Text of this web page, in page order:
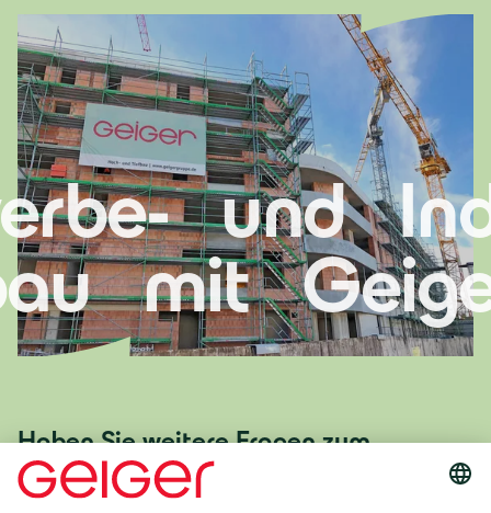
und
mit
Haben Sie weitere Fragen zum
Gewerbe- und Industriebau oder
möchten Sie ein konkretes